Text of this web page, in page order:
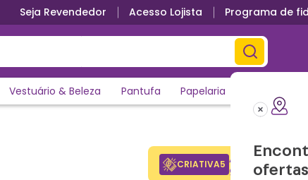
Seja Revendedor Acesso Lojista Programa de
Vestuário & Beleza Pantufa Papelaria
CRIATIVA5 Adicione o
ganhe